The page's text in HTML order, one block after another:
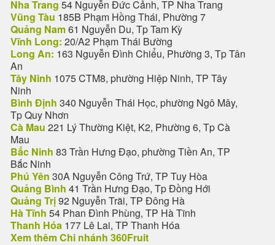
Nha Trang 54 Nguyễn Đức Cảnh, TP Nha Trang
Vũng Tàu 185B Phạm Hồng Thái, Phường 7
Quảng Nam61 Nguyễn Du, Tp Tam Kỳ
Vĩnh Long: 20/A2 Phạm Thái Bường
Long An: 163 Nguyễn Đình Chiểu, Phường 3, Tp Tân
An
Tây Ninh 1075 CTM8, phường Hiệp Ninh, TP Tây
Ninh
Bình Định 340 Nguyễn Thái Học, phường Ngô Mây,
Tp Quy Nhơn
Cà Mau 221 Lý Thường Kiệt, K2, Phường 6, Tp Cà
Mau
Bắc Ninh 83 Trần Hưng Đạo, phường Tiền An, TP
Bắc Ninh
Phú Yên 30A Nguyễn Công Trứ, TP Tuy Hòa
Quảng Bình 41 Trần Hưng Đạo, Tp Đồng Hới
Quảng Trị92 Nguyễn Trãi, TP Đông Hà
Hà Tĩnh 54 Phan Đình Phùng, TP Hà Tĩnh
Thanh Hóa 177 Lê Lai, TP Thanh Hóa
Xem thêm Chi nhánh 360Fruit